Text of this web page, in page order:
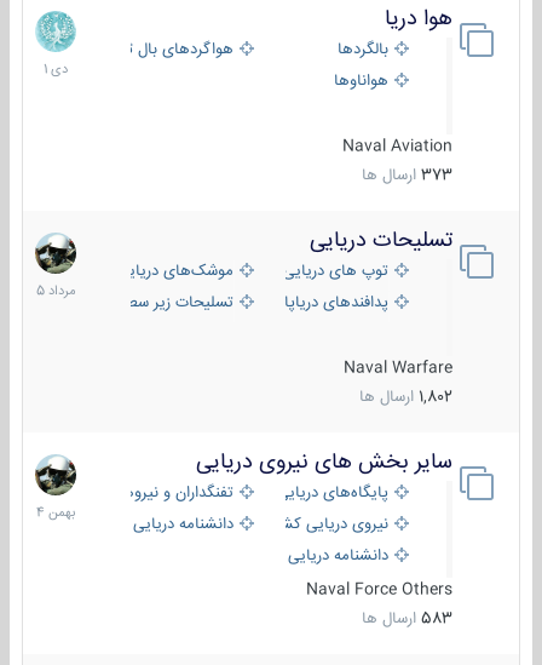
هوا دریا
بالگردها
هواگردهای بال ثابت
هواناوها
Naval Aviation
373 ارسال ها
12
دی
1401
تسلیحات دریایی
توپ های دریایی
موشک‌های دریایی
پدافندهای دریاپایه
تسلیحات زیر سطحی
Naval Warfare
1,802 ارسال ها
2
مرداد
1405
سایر بخش های نیروی دریایی
پایگاه‌های دریایی
تفنگداران و نیروهای ویژه‌ی دریایی
نیروی دریایی کشورهای مختلفدانشنامه دریایی
دانشنامه دریایی کپی
Naval Force Others
583 ارسال ها
22
بهمن
1404